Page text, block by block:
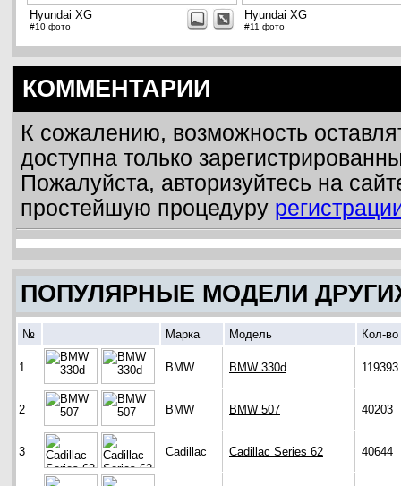
Hyundai XG
#10 фото
Hyundai XG
#11 фото
КОММЕНТАРИИ
К сожалению, возможность
доступна только
Пожалуйста, авторизуйтесь на
простейшую процедуру
ПОПУЛЯРНЫЕ МОДЕЛИ
№ Марка Модель Кол-
1 BMW BMW 330d 119393
2 BMW BMW 507 40203
3 Cadillac Cadillac Series 62 40644